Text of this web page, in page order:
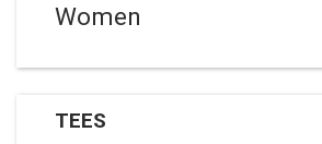
Women
TEES